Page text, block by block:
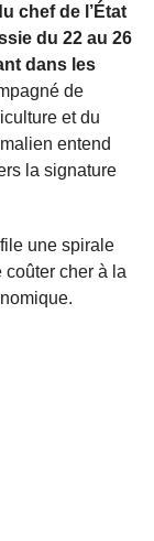
chef de l’État
du 22 au 26
dans les
de
et du
entend
la signature
une spirale
cher à la